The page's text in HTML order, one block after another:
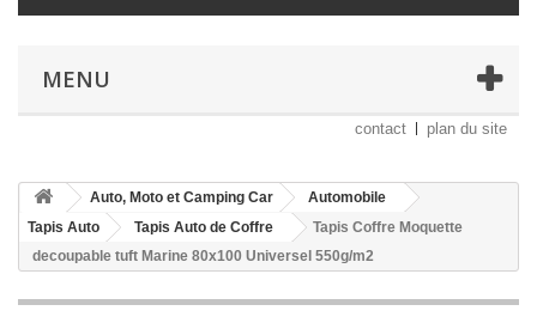
MENU
contact plan du site
Auto, Moto et Camping Car
Automobile
Tapis Auto
Tapis Auto de Coffre
Tapis Coffre Moquette
decoupable tuft Marine 80x100 Universel 550g/m2